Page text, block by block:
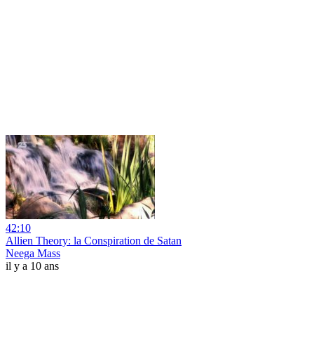
42:10
Allien Theory: la Conspiration de Satan
Neega Mass
il y a 10 ans